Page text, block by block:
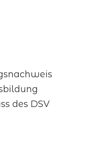
des DSV